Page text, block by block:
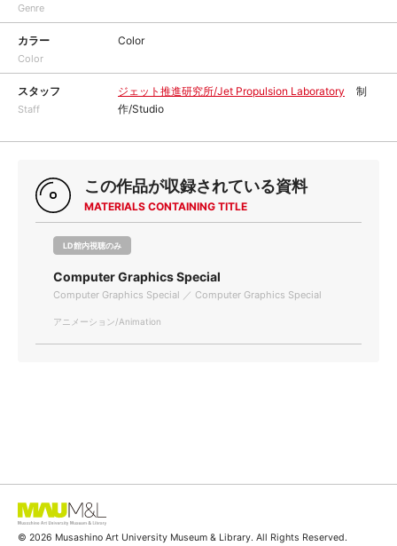
Genre
カラー
Color
Color
スタッフ
Staff
ジェット推進研究所/Jet Propulsion Laboratory
制
作/Studio
この作品が収録されている資料
MATERIALS CONTAINING TITLE
LD館内視聴のみ
Computer Graphics Special
Computer Graphics Special ／ Computer Graphics Special
アニメーション/Animation
© 2026 Musashino Art University Museum & Library. All Rights Reserved.